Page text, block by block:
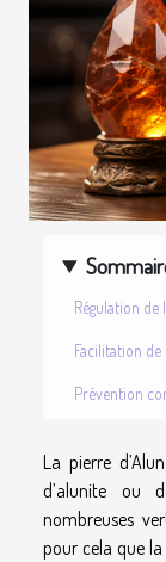
Régulation
Facilitation
Prévention
La pierre
d’alunite ou
nombreuses
pour cela que